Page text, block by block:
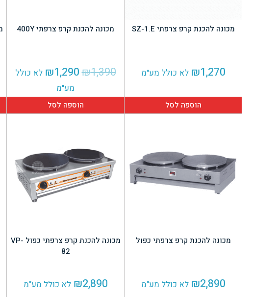
מכונה להכנת קרפ צרפתי SZ-1.E
₪1,270 לא כולל מע"מ
הוספה לסל
מכונה להכנת קרפ צרפתי 400Y
₪1,390
המחיר
המקורי
היה:
₪1,390.
₪1,290
המחיר
₪1,290.
לא כולל
מע"מ
הוספה לסל
מכונה להכנת קרפ צרפתי כפול
₪2,890 לא כולל מע"מ
מכונה להכנת קרפ צרפתי כפול VP-
82
₪2,890 לא כולל מע"מ